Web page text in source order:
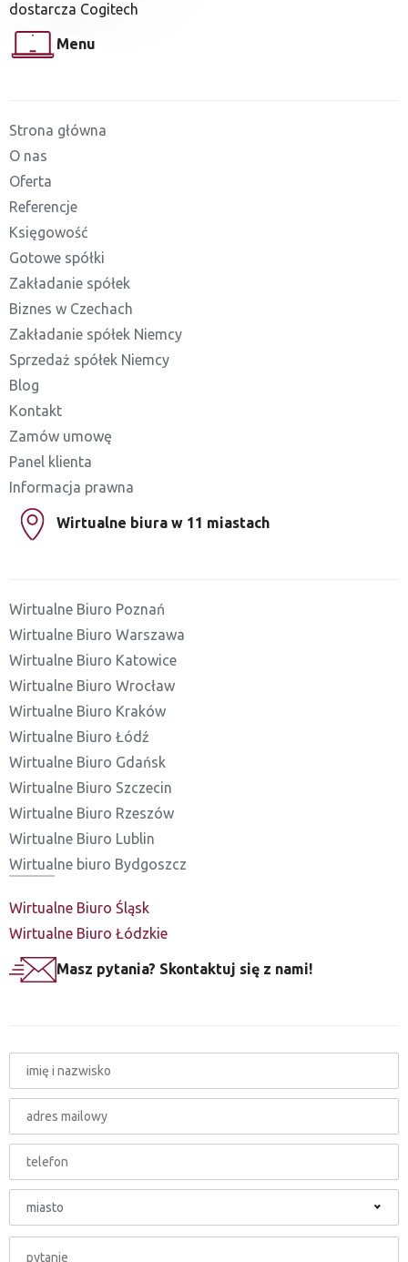
dostarcza Cogitech
Menu
Strona główna
O nas
Oferta
Referencje
Księgowość
Gotowe spółki
Zakładanie spółek
Biznes w Czechach
Zakładanie spółek Niemcy
Sprzedaż spółek Niemcy
Blog
Kontakt
Zamów umowę
Panel klienta
Informacja prawna
Wirtualne biura w 11 miastach
Wirtualne Biuro Poznań
Wirtualne Biuro Warszawa
Wirtualne Biuro Katowice
Wirtualne Biuro Wrocław
Wirtualne Biuro Kraków
Wirtualne Biuro Łódź
Wirtualne Biuro Gdańsk
Wirtualne Biuro Szczecin
Wirtualne Biuro Rzeszów
Wirtualne Biuro Lublin
Wirtualne biuro Bydgoszcz
Wirtualne Biuro Śląsk
Wirtualne Biuro Łódzkie
Masz pytania? Skontaktuj się z nami!
miasto